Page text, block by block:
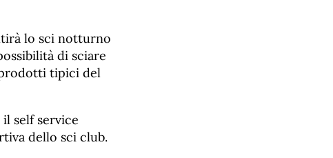
lo sci notturno
di sciare
tipici del
self service
dello sci club.